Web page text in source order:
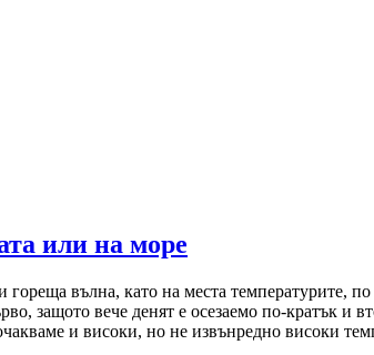
или на море
гореща вълна, като на места температурите,
защото вече денят е осезаемо по-кратък и
и високи, но не извънредно високи